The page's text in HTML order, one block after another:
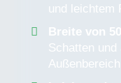
und leichtem
Breite von
Schatten